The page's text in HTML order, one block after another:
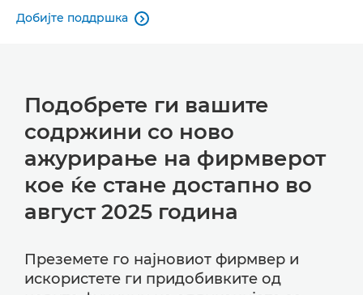
Добијте поддршка 
Подобрете ги вашите
содржини со ново
ажурирање на фирмверот
кое ќе стане достапно во
август 2025 година
Преземете го најновиот фирмвер и
искористете ги придобивките од